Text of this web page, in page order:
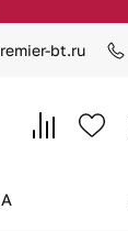
bt.ru